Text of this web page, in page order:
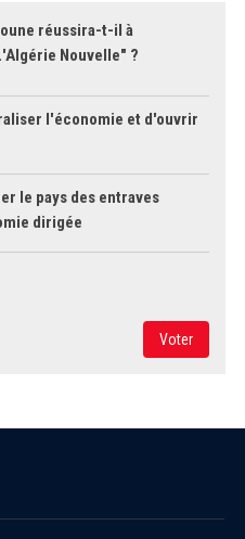
réussira-t-il à
Nouvelle" ?
l'économie et d'ouvrir
le pays des entraves
dirigée
Voter